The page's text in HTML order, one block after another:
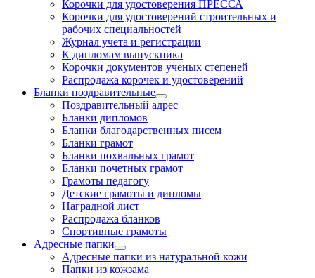
Корочки для удостоверения ПРЕССА
Корочки для удостоверений строительных и
рабочих специальностей
Журнал учета и регистрации
К дипломам выпускника
Корочки документов ученых степеней
Распродажа корочек и удостоверений
Бланки поздравительные
Поздравительный адрес
Бланки дипломов
Бланки благодарственных писем
Бланки грамот
Бланки похвальных грамот
Бланки почетных грамот
Грамоты педагогу
Детские грамоты и дипломы
Наградной лист
Распродажа бланков
Спортивные грамоты
Адресные папки
Адресные папки из натуральной кожи
Папки из кожзама